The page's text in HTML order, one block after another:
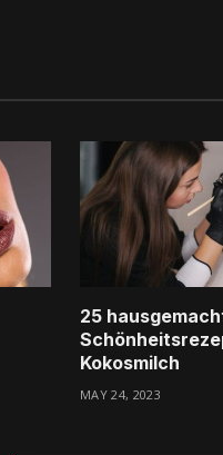
25
Kokosmilch
MAY 24, 2023